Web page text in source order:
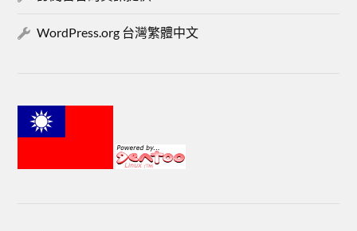
WordPress.org 台灣繁體中文